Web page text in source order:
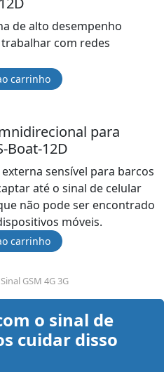
de alto desempenho
com redes
para
Boat-12D
sensível para barcos
até o sinal de celular
não pode ser encontrado
móveis.
GSM 4G 3G
o sinal de
cuidar disso